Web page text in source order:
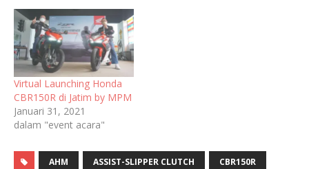
Virtual Launching Honda
CBR150R di Jatim by MPM
Januari 31, 2021
dalam "event acara"
AHM ASSIST-SLIPPER CLUTCH CBR150R